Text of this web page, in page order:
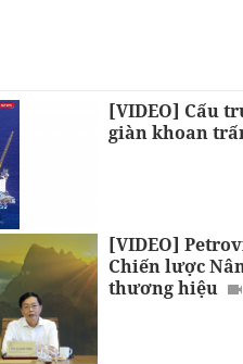
[VIDEO] Cấu
giàn khoan
[VIDEO]
Chiến lược
thương hiệu